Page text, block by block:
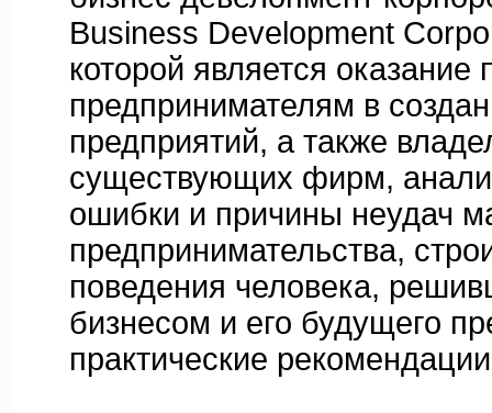
Business Development
которой является
предпринимателям в
предприятий, а также
существующих фирм,
ошибки и причины неудач
предпринимательства,
поведения человека,
бизнесом и его будущего
практические